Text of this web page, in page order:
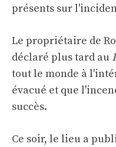
présents sur
Le propriétaire de
déclaré plus tard au
tout le monde à
évacué et que
succès.
Ce soir, le lieu a